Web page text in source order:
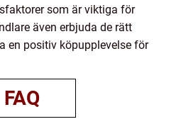
som är viktiga för
även erbjuda de rätt
en positiv köpupplevelse för
FAQ